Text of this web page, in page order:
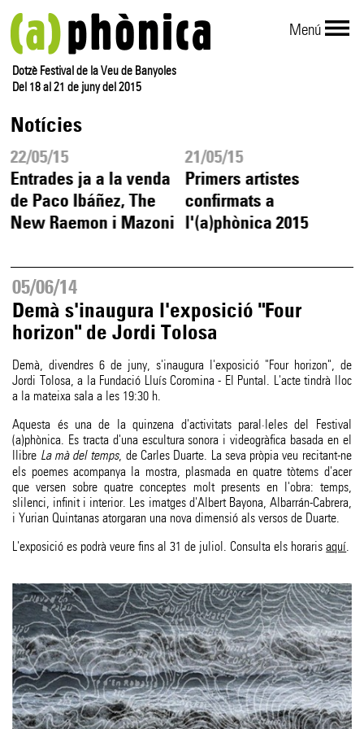
Menú
Dotzè Festival de la Veu de Banyoles
Del 18 al 21 de juny del 2015
Notícies
22/05/15
Entrades ja a la venda
de Paco Ibáñez, The
New Raemon i Mazoni
21/05/15
Primers artistes
confirmats a
l'(a)phònica 2015
05/06/14
Demà s'inaugura l'exposició "Four
horizon" de Jordi Tolosa
Demà, divendres 6 de juny, s'inaugura l'exposició "Four horizon", de
Jordi Tolosa, a la Fundació Lluís Coromina - El Puntal. L'acte tindrà lloc
a la mateixa sala a les 19:30 h.
Aquesta és una de la quinzena d'activitats paral·leles del Festival
(a)phònica. Es tracta d'una escultura sonora i videogràfica basada en el
llibre La mà del temps, de Carles Duarte. La seva pròpia veu recitant-ne
els poemes acompanya la mostra, plasmada en quatre tòtems d'acer
que versen sobre quatre conceptes molt presents en l'obra: temps,
slilenci, infinit i interior. Les imatges d'Albert Bayona, Albarrán-Cabrera,
i Yurian Quintanas atorgaran una nova dimensió als versos de Duarte.
L'exposició es podrà veure fins al 31 de juliol. Consulta els horarisaquí.